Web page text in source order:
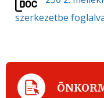
szerkezetbe